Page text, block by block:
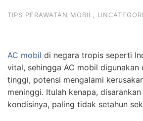
TIPS PERAWATAN MOBIL
AC mobil di negara tropis seperti
vital, sehingga AC mobil digunakan
tinggi, potensi mengalami
meninggi. Itulah kenapa,
kondisinya, paling tidak setahun